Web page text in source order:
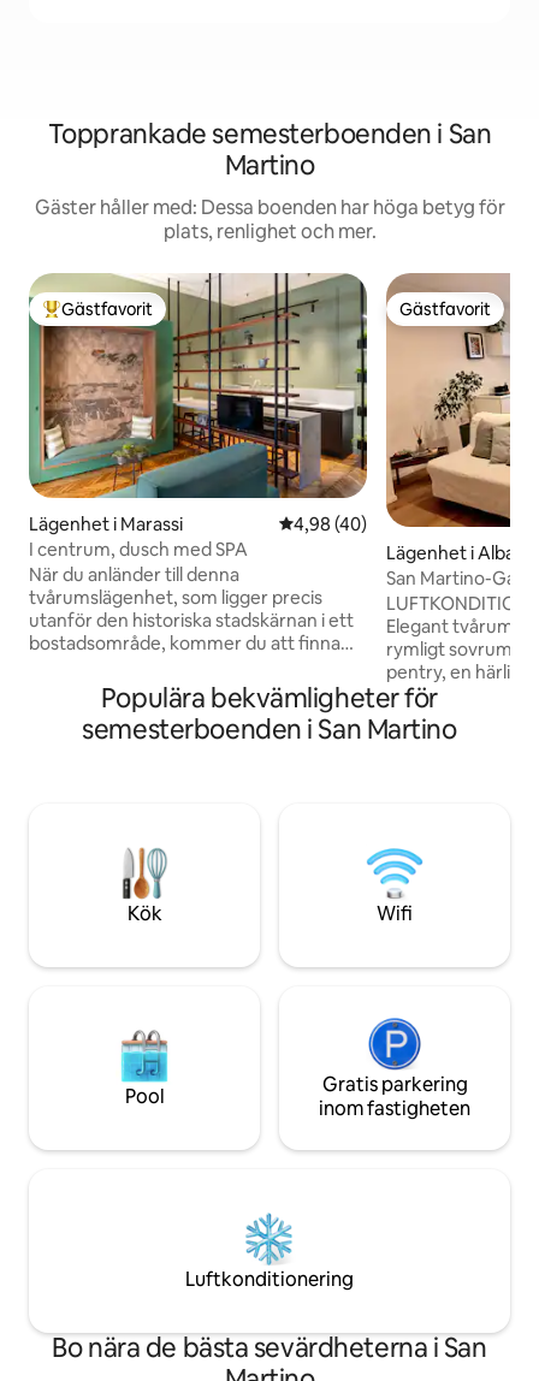
Topprankade semesterboenden i San
Martino
Gäster håller med: Dessa boenden har höga betyg för
plats, renlighet och mer.
Populär gästfavorit
Gästfavorit
Lägenhet i Marassi 4,98 av 5 i genomsnittligt
4,98 (40)
I centrum, dusch med SPA
När du anländer till denna
tvårumslägenhet, som ligger precis
utanför den historiska stadskärnan i ett
bostadsområde, kommer du att finna
från dig. Huset är lämpligt för
ensamresenärer, par, vänner eller
familjer som vill njuta av en elegant
ord DEMOÂ, på genuesiska
underhållning/avkoppling ... det vi
förväntar oss för dig!
Gästfavorit
Gästfavorit
Lägenhet i Albaro
San Martino-
Elegant
rymligt sovrum
pentry, en härlig
trädgård Plats för upp till fyra personer
För dem som
busshållplatsen,
butiker inom 200
parkering i de
byggnaden
Populära bekvämligheter för
semesterboenden i San Martino
Kök Wifi
Pool
Gratis parkering
inom fastigheten
Luftkonditionering
Bo nära de bästa sevärdheterna i San